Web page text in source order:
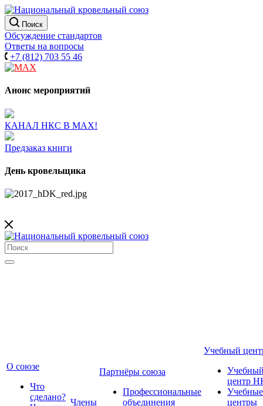
Поиск
Обсуждение стандартов
Ответы на вопросы
+7 (812) 703 55 46
Анонс мероприятий
КАНАЛ НКС В МАХ!
Предзаказ книги
День кровельщика
О союзе
Что
сделано?
Члены
Партнёры союза
Профессиональные
объединения
Учебный
центр
Учебные
центры